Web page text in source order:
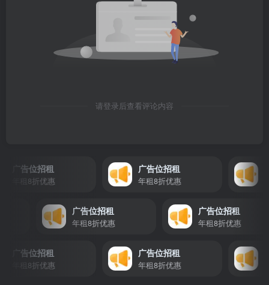
请登录后查看评论内容
广告位招租
年租8折优惠
广告位招租
年租8折优惠
广
年
广告位招租
年租8折优惠
广告位招租
年租8折优惠
广告位招租
年租8折优惠
广告位招租
年租8折优惠
广
年